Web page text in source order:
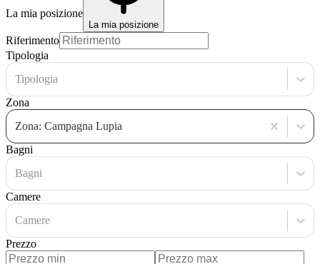
La mia posizione
La mia posizione
Riferimento
Tipologia
Tipologia
Zona
Zona: Campagna Lupia
Bagni
Bagni
Camere
Camere
Prezzo